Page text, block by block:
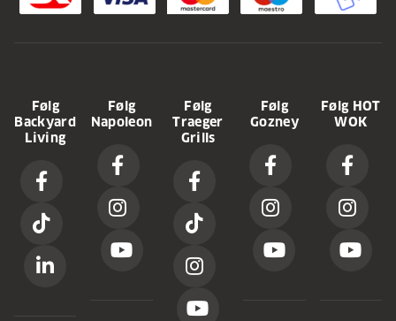
Følg
Backyard
Living
Følg
Napoleon
Følg
Traeger
Grills
Følg
Gozney
Følg HOT
WOK